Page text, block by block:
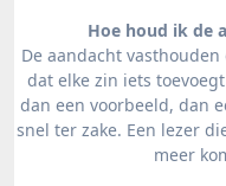
Hoe houd ik de
De aandacht
dat elke zin iets
dan een voorbeeld, dan
snel ter zake. Een lezer
meer